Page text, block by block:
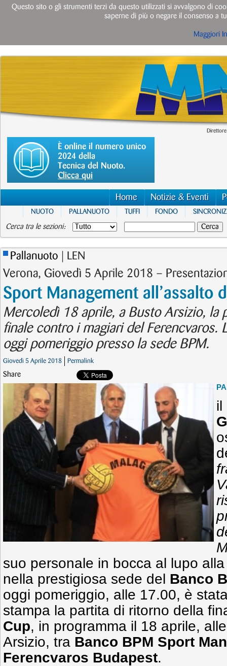
È online il numero unico
2024 della
Tecnica del Nuoto.
Clicca qui
Home Notizie & Eventi
NUOTO PALLANUOTO TUFFI FONDO
Cerca tra le sezioni:
Pallanuoto | LEN
Verona, Giovedì 5 Aprile 2018 –
Sport Management all’assalto
Mercoledì 18 aprile, a Busto Arsizio, la
finale contro i magiari del Ferencvaros.
oggi pomeriggio presso la sede BPM.
Giovedì 5 Aprile 2018 Permalink
Share
il
suo personale in bocca al lupo
nella prestigiosa sede del Banco
oggi pomeriggio, alle 17.00, è
stampa la partita di ritorno della
Cup, in programma il 18 aprile,
Arsizio, tra Banco BPM Sport
Ferencvaros Budapest.
Questo sito o gli strumenti terzi da questo utilizzati si avvalgono di
saperne di più o negare il consenso a
Maggiori